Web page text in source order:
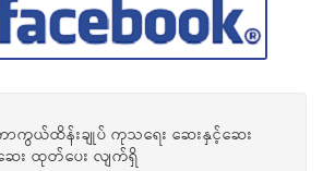
ါကာကွယ်ထိန်းချုပ် ကုသရေး ဆေးနှင့်ဆေး
ဆေး ထုတ်ပေး လျက်ရှိ